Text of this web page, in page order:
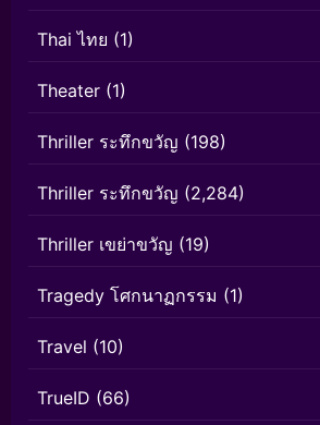
Thai ไทย (1)
Theater (1)
Thriller ระทึกขวัญ (198)
Thriller ระทึกขวัญ (2,284)
Thriller เขย่าขวัญ (19)
Tragedy โศกนาฏกรรม (1)
Travel (10)
TrueID (66)